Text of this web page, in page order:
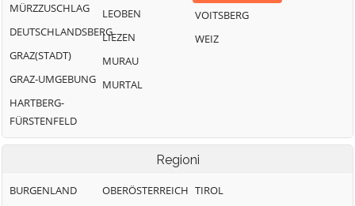
MÜRZZUSCHLAG
DEUTSCHLANDSBERG
GRAZ(STADT)
GRAZ-UMGEBUNG
HARTBERG-
FÜRSTENFELD
LEOBEN
LIEZEN
MURAU
MURTAL
VOITSBERG
WEIZ
Regioni
BURGENLAND
OBERÖSTERREICH TIROL